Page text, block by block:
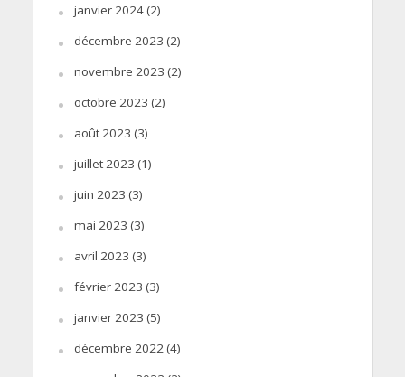
janvier 2024(2)
décembre 2023 (2)
novembre 2023 (2)
octobre 2023 (2)
août 2023 (3)
juillet 2023 (1)
juin 2023 (3)
mai 2023 (3)
avril 2023 (3)
février 2023 (3)
janvier 2023 (5)
décembre 2022 (4)